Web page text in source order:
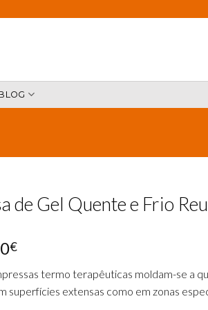
de Gel Quente e Frio
€
termo terapêuticas moldam-se a
superfícies extensas como em zonas